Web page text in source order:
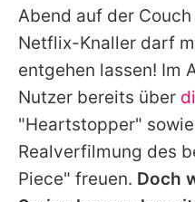
Utiq
Abend auf der
Netflix-Knaller darf
entgehen lassen! Im
Nutzer bereits über
"Heartstopper"
Realverfilmung des
Piece" freuen. Doch